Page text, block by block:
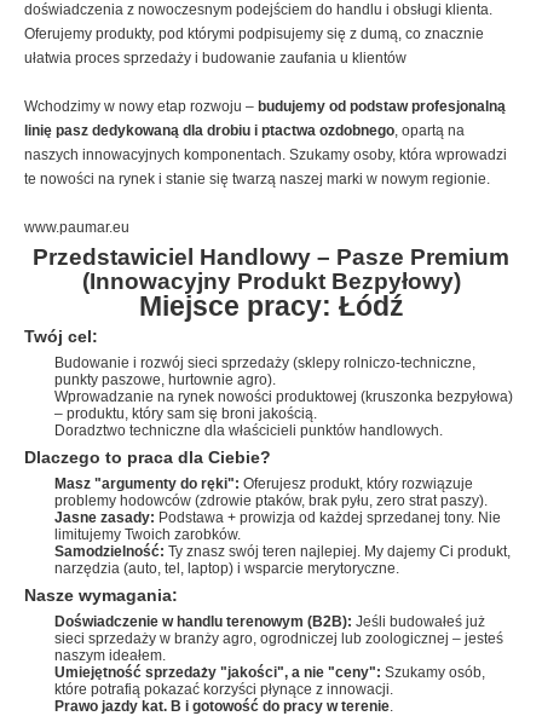
doświadczenia z nowoczesnym podejściem do handlu i obsługi klienta.
Oferujemy produkty, pod którymi podpisujemy się z dumą, co znacznie
ułatwia proces sprzedaży i budowanie zaufania u klientów
Wchodzimy w nowy etap rozwoju – budujemy od podstaw profesjonalną
linię pasz dedykowaną dla drobiu i ptactwa ozdobnego, opartą na
naszych innowacyjnych komponentach. Szukamy osoby, która wprowadzi
te nowości na rynek i stanie się twarzą naszej marki w nowym regionie.
www.paumar.eu
Przedstawiciel Handlowy – Pasze Premium
(Innowacyjny Produkt Bezpyłowy)
Miejsce pracy: Łódź
Twój cel:
Budowanie i rozwój sieci sprzedaży (sklepy rolniczo-techniczne,
punkty paszowe, hurtownie agro).
Wprowadzanie na rynek nowości produktowej (kruszonka bezpyłowa)
– produktu, który sam się broni jakością.
Doradztwo techniczne dla właścicieli punktów handlowych.
Dlaczego to praca dla Ciebie?
Masz "argumenty do ręki": Oferujesz produkt, który rozwiązuje
problemy hodowców (zdrowie ptaków, brak pyłu, zero strat paszy).
Jasne zasady: Podstawa + prowizja od każdej sprzedanej tony. Nie
limitujemy Twoich zarobków.
Samodzielność: Ty znasz swój teren najlepiej. My dajemy Ci produkt,
narzędzia (auto, tel, laptop) i wsparcie merytoryczne.
Nasze wymagania:
Doświadczenie w handlu terenowym (B2B): Jeśli budowałeś już
sieci sprzedaży w branży agro, ogrodniczej lub zoologicznej – jesteś
naszym ideałem.
Umiejętność sprzedaży "jakości", a nie "ceny": Szukamy osób,
które potrafią pokazać korzyści płynące z innowacji.
Prawo jazdy kat. B i gotowość do pracy w terenie.